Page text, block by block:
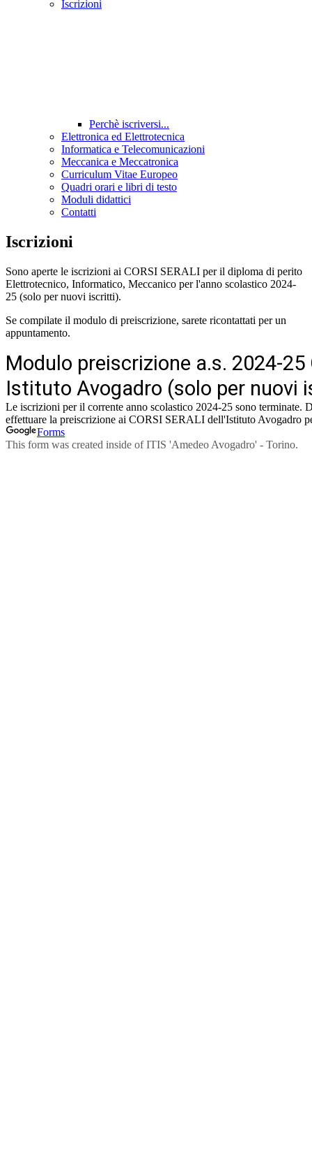
Iscrizioni
Perchè iscriversi...
Elettronica ed Elettrotecnica
Informatica e Telecomunicazioni
Meccanica e Meccatronica
Curriculum Vitae Europeo
Quadri orari e libri di testo
Moduli didattici
Contatti
Iscrizioni
Sono aperte le iscrizioni ai CORSI SERALI per il diploma di perito
Elettrotecnico, Informatico, Meccanico per l'anno scolastico 2024-
25 (solo per nuovi iscritti).
Se compilate il modulo di preiscrizione, sarete ricontattati per un
appuntamento.